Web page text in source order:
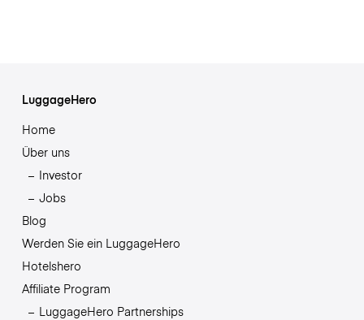
LuggageHero
Home
Über uns
Investor
Jobs
Blog
Werden Sie ein LuggageHero
Hotelshero
Affiliate Program
LuggageHero Partnerships